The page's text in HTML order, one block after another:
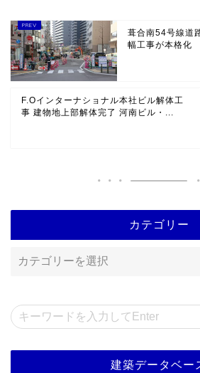
葺合南54号線道
幅工事が本格化
F.Oインターナショナル本社ビル解体工
事 建物地上部解体完了 河南ビル・...
カテゴリー
建築データベー